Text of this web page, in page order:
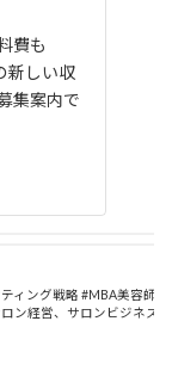
費も
新しい収
集案内で
ィング戦略 #MBA美容師
ン経営、サロンビジネス